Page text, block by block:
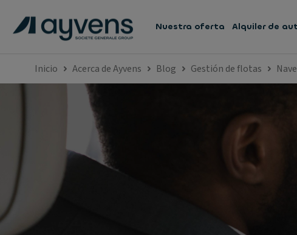
Nuestra oferta Alquiler de
Inicio Acerca de Ayvens Blog Gestión de flotas